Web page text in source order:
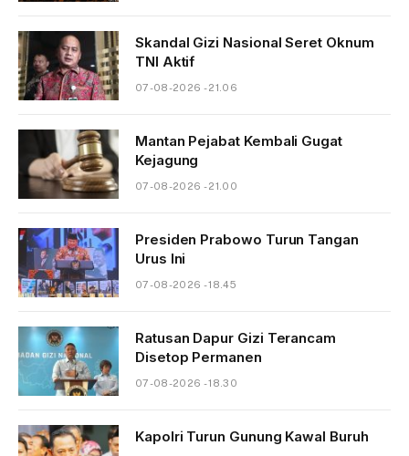
Skandal Gizi Nasional Seret Oknum
TNI Aktif
07-08-2026 - 21.06
Mantan Pejabat Kembali Gugat
Kejagung
07-08-2026 - 21.00
Presiden Prabowo Turun Tangan
Urus Ini
07-08-2026 - 18.45
Ratusan Dapur Gizi Terancam
Disetop Permanen
07-08-2026 - 18.30
Kapolri Turun Gunung Kawal Buruh